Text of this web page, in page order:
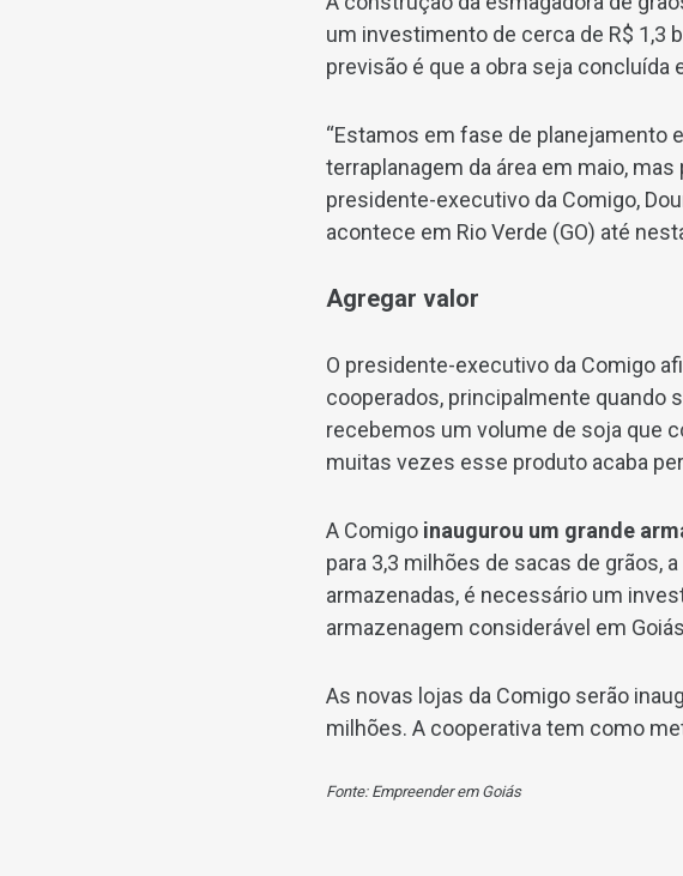
um investimento de cerca de R$ 1,3
previsão é que a obra seja concluída
“Estamos em fase de planejamento
terraplanagem da área em maio,
presidente-executivo da Comigo,
acontece em Rio Verde (GO) até
Agregar valor
O presidente-executivo da Comigo
cooperados, principalmente quando
recebemos um volume de soja que
muitas vezes esse produto acaba
A Comigo inaugurou um grande
para 3,3 milhões de sacas de grãos,
armazenadas, é necessário um
armazenagem considerável em
As novas lojas da Comigo serão
milhões. A cooperativa tem como
Fonte: Empreender em Goiás